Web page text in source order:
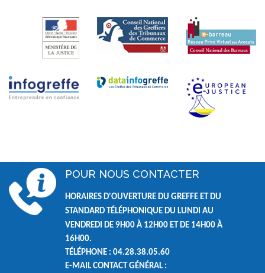
POUR NOUS CONTACTER
HORAIRES D'OUVERTURE DU GREFFE ET DU
STANDARD TÉLÉPHONIQUE DU LUNDI AU
VENDREDI DE 9H00 À 12H00 ET DE 14H00 À
16H00.
TÉLÉPHONE : 04.28.38.05.60
E-MAIL CONTACT GÉNÉRAL :